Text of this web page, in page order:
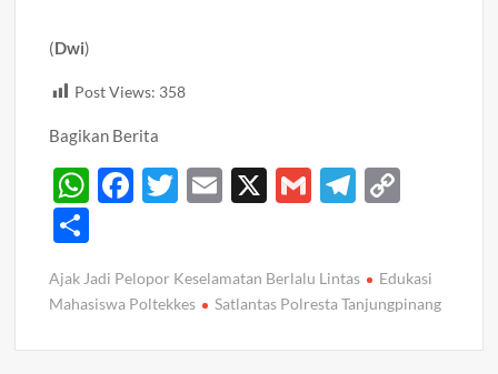
(Dwi)
Post Views: 358
Bagikan Berita
W
s
p
F
b
o
T
er
E
X
G
T
gr
m
y
n
ar
Ajak Jadi Pelopor Keselamatan Berlalu Lintas
Edukasi
Mahasiswa Poltekkes
Satlantas Polresta Tanjungpinang